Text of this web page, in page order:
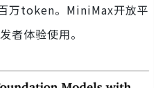
万token。MiniMax开放平
者体验使用。